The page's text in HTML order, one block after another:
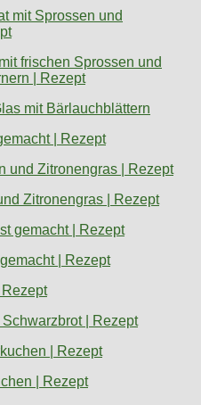
frischen Sprossen und
| Rezept
| Rezept
Zitronengras | Rezept
| Rezept
| Rezept
| Rezept